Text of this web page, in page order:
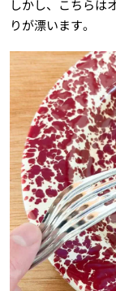
しかし、こちらは
りが漂います。